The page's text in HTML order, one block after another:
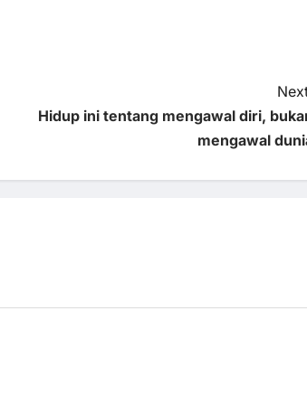
Hidup ini tentang mengawal diri,
mengawal